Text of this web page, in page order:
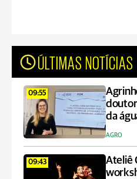
ÚLTIMAS NOTÍCIAS
09:55
da
AGRO
09:43
Ateliê